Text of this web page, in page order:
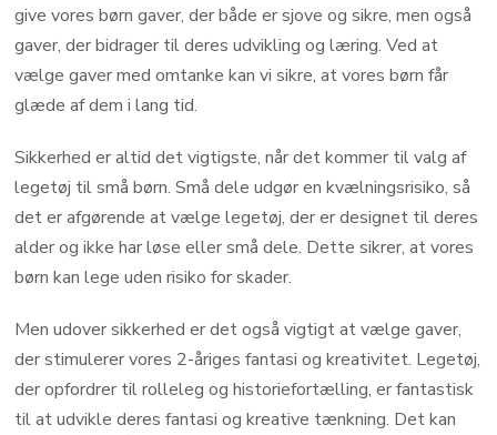
give vores børn gaver, der både er sjove og sikre, men også
gaver, der bidrager til deres udvikling og læring. Ved at
vælge gaver med omtanke kan vi sikre, at vores børn får
glæde af dem i lang tid.
Sikkerhed er altid det vigtigste, når det kommer til valg af
legetøj til små børn. Små dele udgør en kvælningsrisiko, så
det er afgørende at vælge legetøj, der er designet til deres
alder og ikke har løse eller små dele. Dette sikrer, at vores
børn kan lege uden risiko for skader.
Men udover sikkerhed er det også vigtigt at vælge gaver,
der stimulerer vores 2-åriges fantasi og kreativitet. Legetøj,
der opfordrer til rolleleg og historiefortælling, er fantastisk
til at udvikle deres fantasi og kreative tænkning. Det kan